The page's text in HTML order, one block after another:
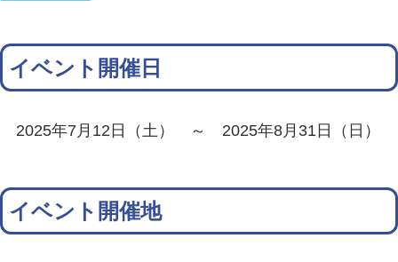
イベント開催日
2025年7月12日（土） ～ 2025年8月31日（日）
イベント開催地